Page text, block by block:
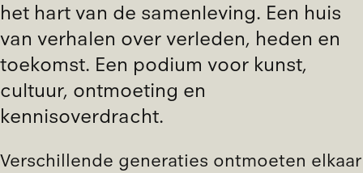
het hart van de samenleving. Een huis
van verhalen over verleden, heden en
toekomst. Een podium voor kunst,
cultuur, ontmoeting en
kennisoverdracht.
Verschillende generaties ontmoeten elkaar